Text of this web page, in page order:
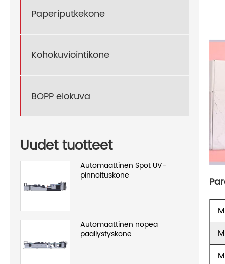
Paperiputkekone
Kohokuviointikone
BOPP elokuva
Uudet tuotteet
Automaattinen Spot UV-
pinnoituskone
Automaattinen nopea
päällystyskone